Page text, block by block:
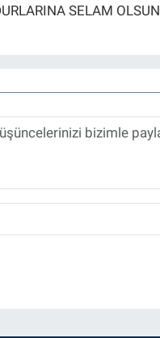
SELAM OLSUN